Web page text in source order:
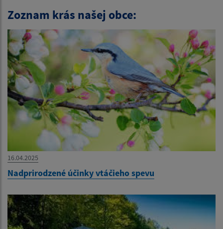
Zoznam krás našej obce:
16.04.2025
Nadprirodzené účinky vtáčieho spevu